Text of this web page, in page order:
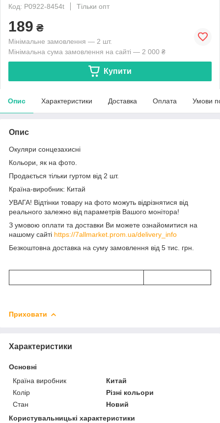
Код: P0922-8454t
Тільки опт
189 ₴
Мінімальне замовлення — 2 шт.
Мінімальна сума замовлення на сайті — 2 000 ₴
Купити
Опис Характеристики Доставка Оплата Умови
Опис
Окуляри сонцезахисні
Кольори, як на фото.
Продається тільки гуртом від 2 шт.
Країна-виробник: Китай
УВАГА! Відтінки товару на фото можуть відрізнятися від
реального залежно від параметрів Вашого монітора!
З умовою оплати та доставки Ви можете ознайомитися на
нашому сайті https://7allmarket.prom.ua/delivery_info
Безкоштовна доставка на суму замовлення від 5 тис. грн.
Приховати
Характеристики
Основні
Країна виробник
Китай
Колір
Різні кольори
Стан
Новий
Користувальницькі характеристики